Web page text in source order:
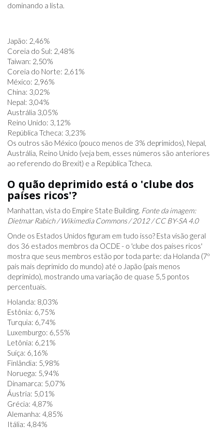
dominando a lista.
Japão: 2,46%
Coreia do Sul: 2,48%
Taiwan: 2,50%
Coreia do Norte: 2,61%
México: 2,96%
China: 3,02%
Nepal: 3,04%
Austrália 3,05%
Reino Unido: 3,12%
República Tcheca: 3,23%
Os outros são México (pouco menos de 3% deprimidos), Nepal,
Austrália, Reino Unido (veja bem, esses números são anteriores
ao referendo do Brexit) e a República Tcheca.
O quão deprimido está o 'clube dos
países ricos'?
Manhattan, vista do Empire State Building. Fonte da imagem:
Dietmar Rabich / Wikimedia Commons / 2012 / CC BY-SA 4.0
Onde os Estados Unidos figuram em tudo isso? Esta visão geral
dos 36 estados membros da OCDE - o 'clube dos países ricos'
mostra que seus membros estão por toda parte: da Holanda (7º
país mais deprimido do mundo) até o Japão (país menos
deprimido), mostrando uma variação de quase 5,5 pontos
percentuais.
Holanda: 8,03%
Estônia: 6,75%
Turquia: 6,74%
Luxemburgo: 6,55%
Letônia: 6,21%
Suíça: 6,16%
Finlândia: 5,98%
Noruega: 5,94%
Dinamarca: 5,07%
Áustria: 5,01%
Grécia: 4,87%
Alemanha: 4,85%
Itália: 4,84%